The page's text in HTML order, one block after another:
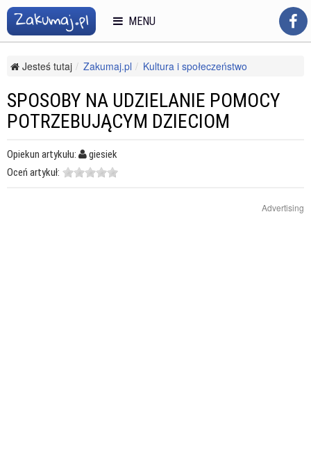
Jesteś tutaj Zakumaj.pl
Kultura i społeczeństwo
Sposoby na udzielanie pomocy potrzebującym dzieciom
SPOSOBY NA UDZIELANIE POMOCY
POTRZEBUJĄCYM DZIECIOM
Opiekun artykułu:
giesiek
Oceń artykuł:
Advertising
MENU